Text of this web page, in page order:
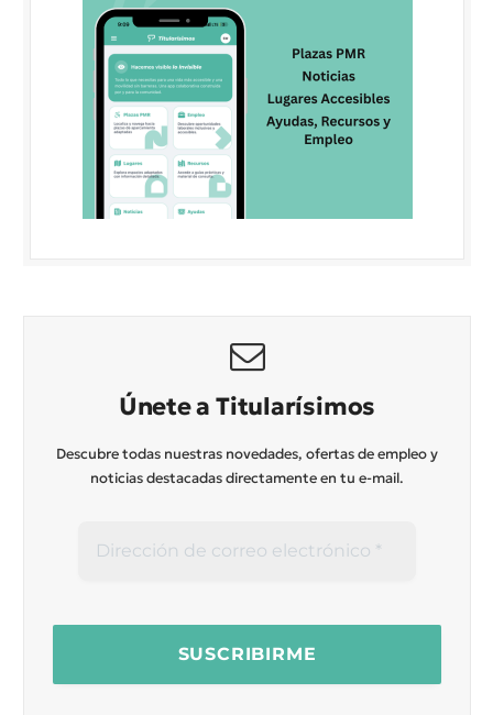
Únete a Titularísimos
Descubre todas nuestras novedades, ofertas de empleo y
noticias destacadas directamente en tu e-mail.